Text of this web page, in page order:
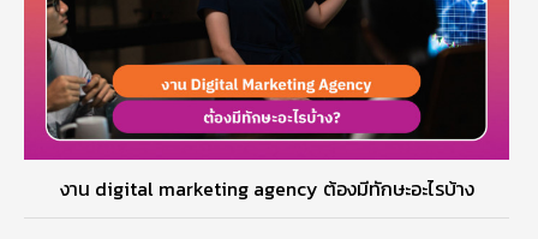
งาน digital marketing agency ต้องมีทักษะอะไรบ้าง